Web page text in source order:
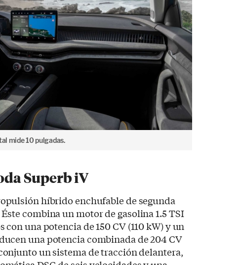
mide 10 pulgadas.
Superb iV
híbrido enchufable de segunda
combina un motor de gasolina 1.5 TSI
una potencia de 150 CV (110 kW) y un
una potencia combinada de 204 CV
un sistema de tracción delantera,